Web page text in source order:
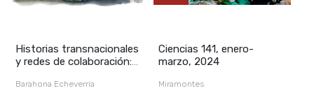
Historias transnacionales
y redes de colaboración:
Barahona Echeverría
Ciencias 141, enero-
marzo, 2024
Miramontes